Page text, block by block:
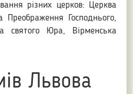
різних церков: Церква
Господнього,
святого Юра, Вірменська
Львова